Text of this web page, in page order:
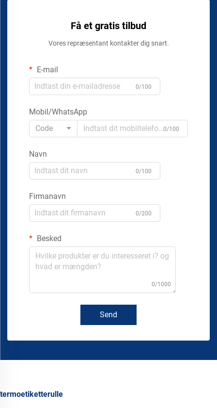
Få et gratis tilbud
Vores repræsentant kontakter dig snart.
E-mail
0/100
Mobil/WhatsApp
Code
0/100
Navn
0/100
Firmanavn
0/200
Besked
0/1000
Send
termoetiketterulle